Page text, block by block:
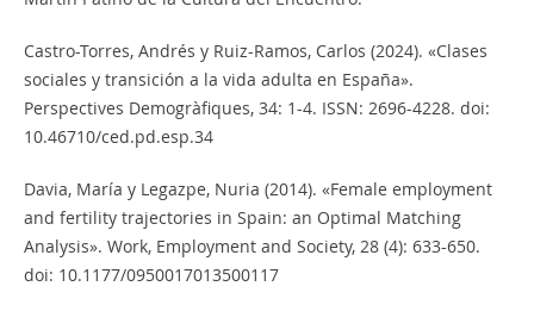
Castro-Torres, Andrés y Ruiz-Ramos, Carlos (2024). «Clases
sociales y transición a la vida adulta en España».
Perspectives Demogràfiques, 34: 1-4. ISSN: 2696-4228. doi:
10.46710/ced.pd.esp.34
Davia, María y Legazpe, Nuria (2014). «Female employment
and fertility trajectories in Spain: an Optimal Matching
Analysis». Work, Employment and Society, 28 (4): 633-650.
doi: 10.1177/0950017013500117